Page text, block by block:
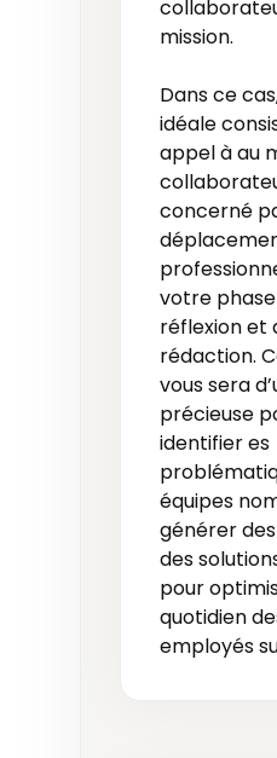
mission.
Dans ce
idéale
appel à au
concerné
votre
réflexion et
rédaction.
vous sera
précieuse
identifier es
équipes
générer
des
pour
quotidien
employés